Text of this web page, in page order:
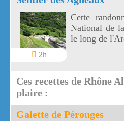
2h
Cette
National de
le long de
hameau de
prairies
Ces recettes de Rhône
plaire :
Galette de Pérouges